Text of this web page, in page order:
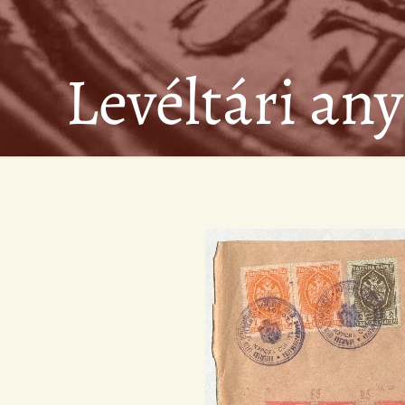
Levéltári